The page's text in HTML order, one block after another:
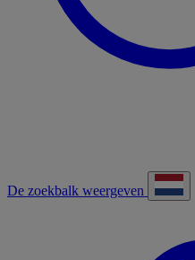
De zoekbalk weergeven